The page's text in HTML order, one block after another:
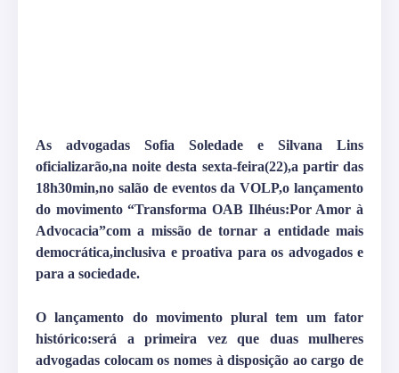
As advogadas Sofia Soledade e Silvana Lins
oficializarão,na noite desta sexta-feira(22),a partir das
18h30min,no salão de eventos da VOLP,o lançamento
do movimento “Transforma OAB Ilhéus:Por Amor à
Advocacia”com a missão de tornar a entidade mais
democrática,inclusiva e proativa para os advogados e
para a sociedade.
O lançamento do movimento plural tem um fator
histórico:será a primeira vez que duas mulheres
advogadas colocam os nomes à disposição ao cargo de